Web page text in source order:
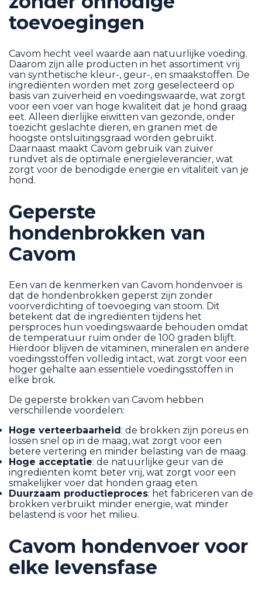
toevoegingen
Cavom hecht veel waarde aan natuurlijke voeding.
Daarom zijn alle producten in het assortiment vrij
van synthetische kleur-, geur-, en smaakstoffen. De
ingrediënten worden met zorg geselecteerd op
basis van zuiverheid en voedingswaarde, wat zorgt
voor een voer van hoge kwaliteit dat je hond graag
eet. Alleen dierlijke eiwitten van gezonde, onder
toezicht geslachte dieren, en granen met de
hoogste ontsluitingsgraad worden gebruikt.
Daarnaast maakt Cavom gebruik van zuiver
rundvet als de optimale energieleverancier, wat
zorgt voor de benodigde energie en vitaliteit van je
hond.
Geperste
hondenbrokken van
Cavom
Een van de kenmerken van Cavom hondenvoer is
dat de hondenbrokken geperst zijn zonder
voorverdichting of toevoeging van stoom. Dit
betekent dat de ingrediënten tijdens het
persproces hun voedingswaarde behouden omdat
de temperatuur ruim onder de 100 graden blijft.
Hierdoor blijven de vitaminen, mineralen en andere
voedingsstoffen volledig intact, wat zorgt voor een
hoger gehalte aan essentiële voedingsstoffen in
elke brok.
De geperste brokken van Cavom hebben
verschillende voordelen:
Hoge verteerbaarheid : de brokken zijn poreus en
lossen snel op in de maag, wat zorgt voor een
betere vertering en minder belasting van de maag.
Hoge acceptatie: de natuurlijke geur van de
ingrediënten komt beter vrij, wat zorgt voor een
smakelijker voer dat honden graag eten.
Duurzaam productieproces: het fabriceren van de
brokken verbruikt minder energie, wat minder
belastend is voor het milieu.
Cavom hondenvoer voor
elke levensfase